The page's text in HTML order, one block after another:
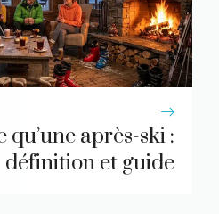
qu’une après-ski :
définition et guide